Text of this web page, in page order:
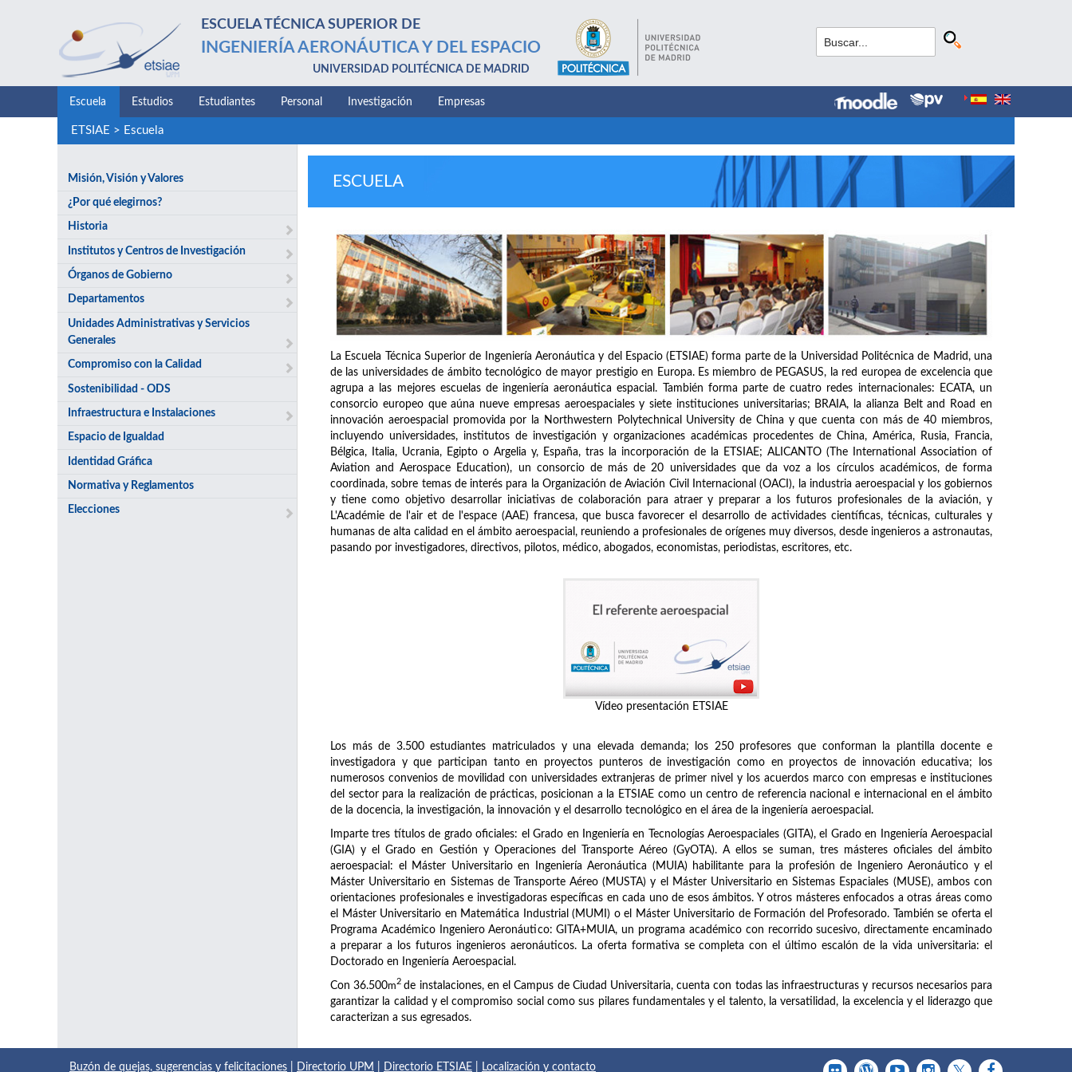
ESCUELA TÉCNICA SUPERIOR DE
INGENIERÍA AERONÁUTICA Y DEL ESPACIO
UNIVERSIDAD POLITÉCNICA DE MADRID
Escuela Estudios Estudiantes Personal Investigación Empresas
ETSIAE > Escuela
Misión, Visión y Valores
¿Por qué elegirnos?
Historia
Institutos y Centros de Investigación
Órganos de Gobierno
Departamentos
Unidades Administrativas y Servicios
Generales
Compromiso con la Calidad
Sostenibilidad - ODS
Infraestructura e Instalaciones
Espacio de Igualdad
Identidad Gráfica
Normativa y Reglamentos
Elecciones
ESCUELA
La Escuela Técnica Superior de Ingeniería Aeronáutica y del Espacio (ETSIAE) forma parte de la Universidad Politécnica de Madrid, una
de las universidades de ámbito tecnológico de mayor prestigio en Europa. Es miembro de PEGASUS, la red europea de excelencia que
agrupa a las mejores escuelas de ingeniería aeronáutica espacial. También forma parte de cuatro redes internacionales: ECATA, un
consorcio europeo que aúna nueve empresas aeroespaciales y siete instituciones universitarias; BRAIA, la alianza Belt and Road en
innovación aeroespacial promovida por la Northwestern Polytechnical University de China y que cuenta con más de 40 miembros,
incluyendo universidades, institutos de investigación y organizaciones académicas procedentes de China, América, Rusia, Francia,
Bélgica, Italia, Ucrania, Egipto o Argelia y, España, tras la incorporación de la ETSIAE; ALICANTO (The International Association of
Aviation and Aerospace Education), un consorcio de más de 20 universidades que da voz a los círculos académicos, de forma
coordinada, sobre temas de interés para la Organización de Aviación Civil Internacional (OACI), la industria aeroespacial y los gobiernos
y tiene como objetivo desarrollar iniciativas de colaboración para atraer y preparar a los futuros profesionales de la aviación, y
L'Académie de l'air et de l'espace (AAE) francesa, que busca favorecer el desarrollo de actividades científicas, técnicas, culturales y
humanas de alta calidad en el ámbito aeroespacial, reuniendo a profesionales de orígenes muy diversos, desde ingenieros a astronautas,
pasando por investigadores, directivos, pilotos, médico, abogados, economistas, periodistas, escritores, etc.
Vídeo presentación ETSIAE
Los más de 3.500 estudiantes matriculados y una elevada demanda; los 250 profesores que conforman la plantilla docente e
investigadora y que participan tanto en proyectos punteros de investigación como en proyectos de innovación educativa; los
numerosos convenios de movilidad con universidades extranjeras de primer nivel y los acuerdos marco con empresas e instituciones
del sector para la realización de prácticas, posicionan a la ETSIAE como un centro de referencia nacional e internacional en el ámbito
de la docencia, la investigación, la innovación y el desarrollo tecnológico en el área de la ingeniería aeroespacial.
Imparte tres títulos de grado oficiales: el Grado en Ingeniería en Tecnologías Aeroespaciales (GITA), el Grado en Ingeniería Aeroespacial
(GIA) y el Grado en Gestión y Operaciones del Transporte Aéreo (GyOTA). A ellos se suman, tres másteres oficiales del ámbito
aeroespacial: el Máster Universitario en Ingeniería Aeronáutica (MUIA) habilitante para la profesión de Ingeniero Aeronáutico y el
Máster Universitario en Sistemas de Transporte Aéreo (MUSTA) y el Máster Universitario en Sistemas Espaciales (MUSE), ambos con
orientaciones profesionales e investigadoras específicas en cada uno de esos ámbitos. Y otros másteres enfocados a otras áreas como
el Máster Universitario en Matemática Industrial (MUMI) o el Máster Universitario de Formación del Profesorado. También se oferta el
Programa Académico Ingeniero Aeronáutico: GITA+MUIA, un programa académico con recorrido sucesivo, directamente encaminado
a preparar a los futuros ingenieros aeronáuticos. La oferta formativa se completa con el último escalón de la vida universitaria: el
Doctorado en Ingeniería Aeroespacial.
Con 36.500m2 de instalaciones, en el Campus de Ciudad Universitaria, cuenta con todas las infraestructuras y recursos necesarios para
garantizar la calidad y el compromiso social como sus pilares fundamentales y el talento, la versatilidad, la excelencia y el liderazgo que
caracterizan a sus egresados.
Buzón de quejas, sugerencias y felicitaciones Directorio UPM Directorio ETSIAE Localización y contacto